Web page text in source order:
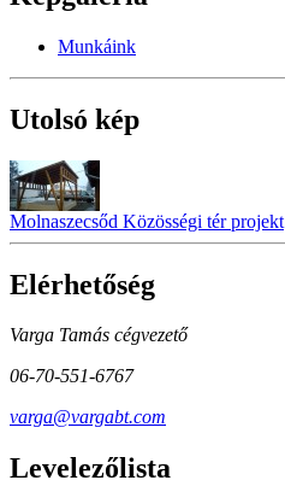
Munkáink
Utolsó kép
Molnaszecsőd Közösségi tér projekt
Elérhetőség
Varga Tamás cégvezető
06-70-551-6767
varga@vargabt.com
Levelezőlista